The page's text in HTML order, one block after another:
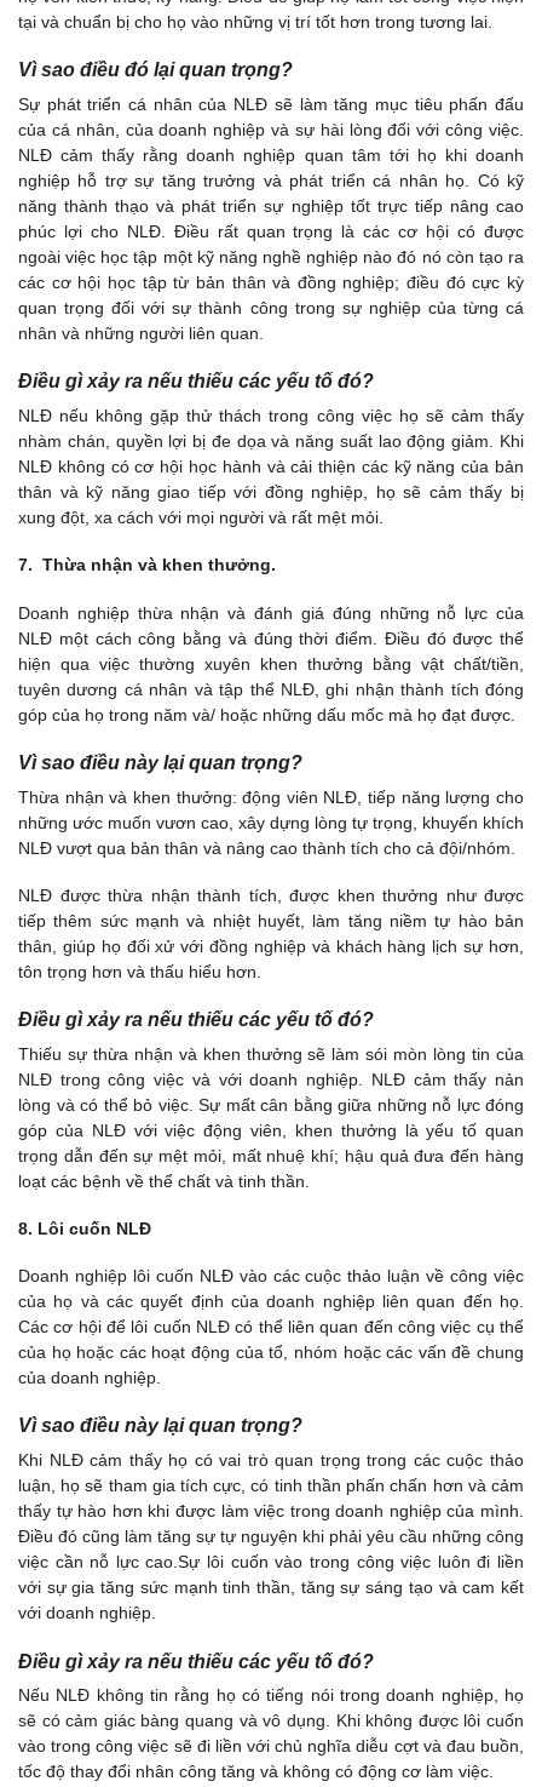
tại và chuẩn bị cho họ vào những vị trí tốt hơn trong tương lai.
Vì sao điều đó lại quan trọng?
Sự phát triển cá nhân của NLĐ sẽ làm tăng mục tiêu phấn đấu
của cá nhân, của doanh nghiệp và sự hài lòng đối với công việc.
NLĐ cảm thấy rằng doanh nghiệp quan tâm tới họ khi doanh
nghiệp hỗ trợ sự tăng trưởng và phát triển cá nhân họ. Có kỹ
năng thành thạo và phát triển sự nghiệp tốt trực tiếp nâng cao
phúc lợi cho NLĐ. Điều rất quan trọng là các cơ hội có được
ngoài việc học tập một kỹ năng nghề nghiệp nào đó nó còn tạo ra
các cơ hội học tập từ bản thân và đồng nghiệp; điều đó cực kỳ
quan trọng đối với sự thành công trong sự nghiệp của từng cá
nhân và những người liên quan.
Điều gì xảy ra nếu thiếu các yếu tố đó?
NLĐ nếu không gặp thử thách trong công việc họ sẽ cảm thấy
nhàm chán, quyền lợi bị đe dọa và năng suất lao động giảm. Khi
NLĐ không có cơ hội học hành và cải thiện các kỹ năng của bản
thân và kỹ năng giao tiếp với đồng nghiệp, họ sẽ cảm thấy bị
xung đột, xa cách với mọi người và rất mệt mỏi.
7. Thừa nhận và khen thưởng.
Doanh nghiệp thừa nhận và đánh giá đúng những nỗ lực của
NLĐ một cách công bằng và đúng thời điểm. Điều đó được thể
hiện qua việc thường xuyên khen thưởng bằng vật chất/tiền,
tuyên dương cá nhân và tập thể NLĐ, ghi nhận thành tích đóng
góp của họ trong năm và/ hoặc những dấu mốc mà họ đạt được.
Vì sao điều này lại quan trọng?
Thừa nhận và khen thưởng: động viên NLĐ, tiếp năng lượng cho
những ước muốn vươn cao, xây dựng lòng tự trọng, khuyến khích
NLĐ vượt qua bản thân và nâng cao thành tích cho cả đội/nhóm.
NLĐ được thừa nhận thành tích, được khen thưởng như được
tiếp thêm sức mạnh và nhiệt huyết, làm tăng niềm tự hào bản
thân, giúp họ đối xử với đồng nghiệp và khách hàng lịch sự hơn,
tôn trọng hơn và thấu hiểu hơn.
Điều gì xảy ra nếu thiếu các yếu tố đó?
Thiếu sự thừa nhận và khen thưởng sẽ làm sói mòn lòng tin của
NLĐ trong công việc và với doanh nghiệp. NLĐ cảm thấy nản
lòng và có thể bỏ việc. Sự mất cân bằng giữa những nỗ lực đóng
góp của NLĐ với việc động viên, khen thưởng là yếu tố quan
trọng dẫn đến sự mệt mỏi, mất nhuệ khí; hậu quả đưa đến hàng
loạt các bệnh về thể chất và tinh thần.
8. Lôi cuốn NLĐ
Doanh nghiệp lôi cuốn NLĐ vào các cuộc thảo luận về công việc
của họ và các quyết định của doanh nghiệp liên quan đến họ.
Các cơ hội để lôi cuốn NLĐ có thể liên quan đến công việc cụ thể
của họ hoặc các hoạt động của tổ, nhóm hoặc các vấn đề chung
của doanh nghiệp.
Vì sao điều này lại quan trọng?
Khi NLĐ cảm thấy họ có vai trò quan trọng trong các cuộc thảo
luận, họ sẽ tham gia tích cực, có tinh thần phấn chấn hơn và cảm
thấy tự hào hơn khi được làm việc trong doanh nghiệp của mình.
Điều đó cũng làm tăng sự tự nguyện khi phải yêu cầu những công
việc cần nỗ lực cao.Sự lôi cuốn vào trong công việc luôn đi liền
với sự gia tăng sức mạnh tinh thần, tăng sự sáng tạo và cam kết
với doanh nghiệp.
Điều gì xảy ra nếu thiếu các yếu tố đó?
Nếu NLĐ không tin rằng họ có tiếng nói trong doanh nghiệp, họ
sẽ có cảm giác bàng quang và vô dụng. Khi không được lôi cuốn
vào trong công việc sẽ đi liền với chủ nghĩa diễu cợt và đau buồn,
tốc độ thay đổi nhân công tăng và không có động cơ làm việc.